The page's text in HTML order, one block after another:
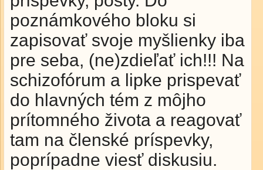
poznámkového bloku si
zapisovať svoje myšlienky iba
pre seba, (ne)zdieľať ich!!! Na
schizofórum a lipke prispevať
do hlavných tém z môjho
prítomného života a reagovať
tam na členské príspevky,
poprípadne viesť diskusiu.